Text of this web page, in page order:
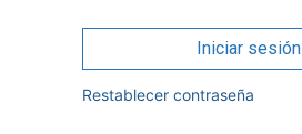
Iniciar sesión
Restablecer contraseña